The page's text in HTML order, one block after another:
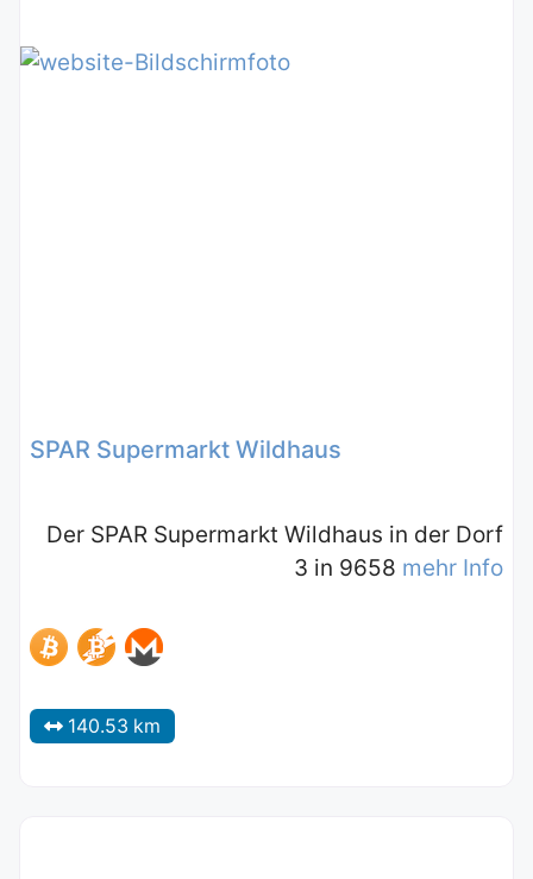
SPAR Supermarkt Wildhaus
Der SPAR Supermarkt Wildhaus in der Dorf
3 in 9658 mehr Info
140.53 km